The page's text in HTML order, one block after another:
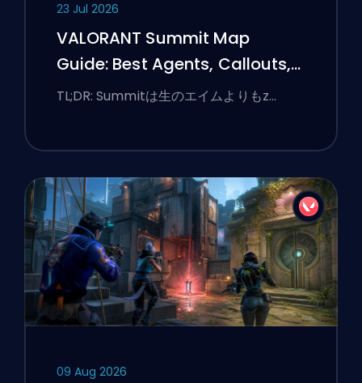
23 Jul 2026
VALORANT Summit Map
Guide: Best Agents, Callouts,
and Smokes
TL;DR: Summitは生のエイムよりもz…
09 Aug 2026